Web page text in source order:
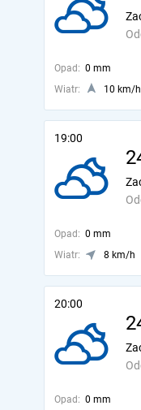
Opad: 0 mm
Wiatr:
10 km/h
19:00
Opad: 0 mm
Wiatr:
8 km/h
20:00
Opad: 0 mm